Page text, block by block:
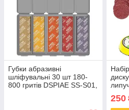
Губки абразивні
шліфувальні 30 шт 180-
800 гритів DSPIAE SS-S01,
250